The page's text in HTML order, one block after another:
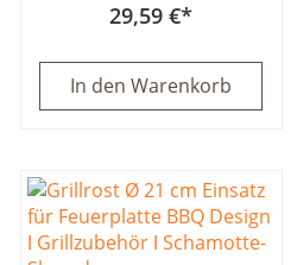
29,59 €
In den Warenkorb